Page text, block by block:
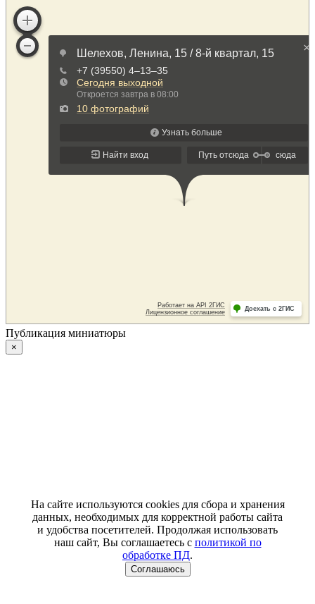
Публикация миниатюры
×
На сайте используются cookies для сбора и хранения
данных, необходимых для корректной работы сайта
и удобства посетителей. Продолжая использовать
наш сайт, Вы соглашаетесь с политикой по
обработке ПД.
Соглашаюсь